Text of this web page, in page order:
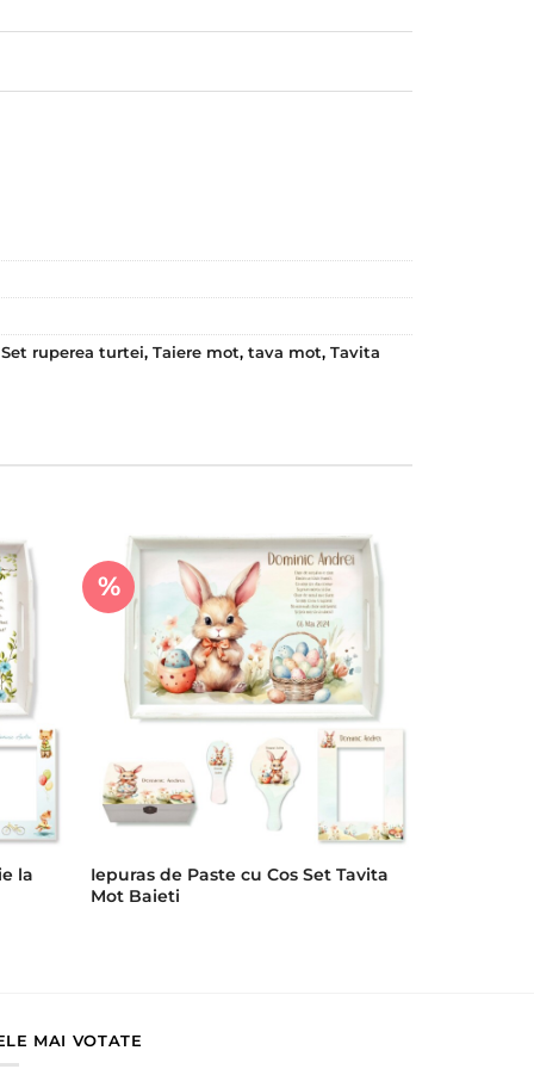
Set ruperea turtei, Taiere mot, tava mot, Tavita
la
%
Iepuras de Paste cu Cos Set Tavita
Mot Baieti
MAI VOTATE